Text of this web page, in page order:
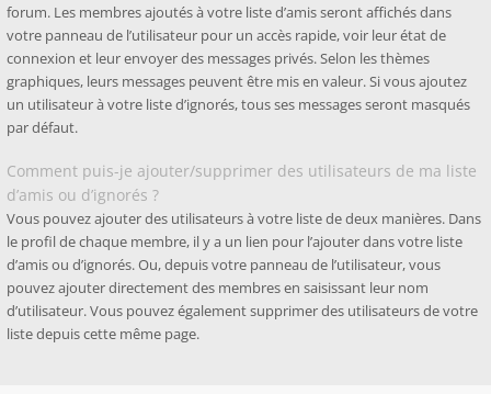
forum. Les membres ajoutés à votre liste d’amis seront affichés dans
votre panneau de l’utilisateur pour un accès rapide, voir leur état de
connexion et leur envoyer des messages privés. Selon les thèmes
graphiques, leurs messages peuvent être mis en valeur. Si vous ajoutez
un utilisateur à votre liste d’ignorés, tous ses messages seront masqués
par défaut.
Comment puis-je ajouter/supprimer des utilisateurs de ma liste
d’amis ou d’ignorés ?
Vous pouvez ajouter des utilisateurs à votre liste de deux manières. Dans
le profil de chaque membre, il y a un lien pour l’ajouter dans votre liste
d’amis ou d’ignorés. Ou, depuis votre panneau de l’utilisateur, vous
pouvez ajouter directement des membres en saisissant leur nom
d’utilisateur. Vous pouvez également supprimer des utilisateurs de votre
liste depuis cette même page.